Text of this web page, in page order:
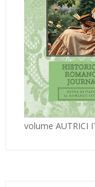
volume AUTRICI